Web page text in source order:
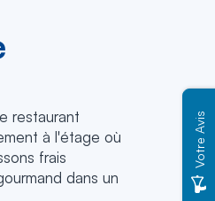
restaurant
à l'étage où
frais
dans un
Votre Avis